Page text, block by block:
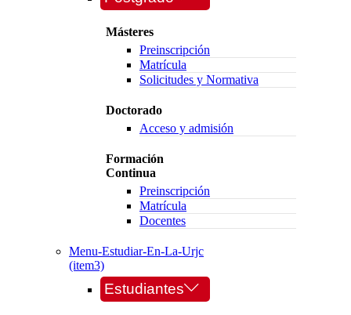
Másteres
Preinscripción
Matrícula
Solicitudes y Normativa
Doctorado
Acceso y admisión
Formación
Continua
Preinscripción
Matrícula
Docentes
Menu-Estudiar-En-La-Urjc
(item3)
Estudiantes